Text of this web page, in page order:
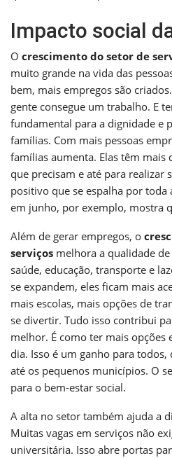
Impacto social
O crescimento do setor de
muito grande na vida das
bem, mais empregos são
gente consegue um trabalho. E
fundamental para a dignidade e
famílias. Com mais pessoas
famílias aumenta. Elas têm
que precisam e até para realizar
positivo que se espalha por toda
em junho, por exemplo, mostra
Além de gerar empregos, o
serviços melhora a qualidade
saúde, educação, transporte e
se expandem, eles ficam mais
mais escolas, mais opções de
se divertir. Tudo isso contribui
melhor. É como ter mais opções
dia. Isso é um ganho para todos,
até os pequenos municípios. O
para o bem-estar social.
A alta no setor também ajuda a
Muitas vagas em serviços não
universitária. Isso abre portas